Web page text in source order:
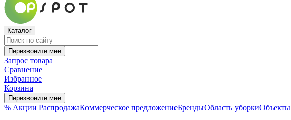
Каталог
Перезвоните мне
Запрос товара
Сравнение
Избранное
Корзина
Перезвоните мне
% Акции РаспродажаКоммерческое предложениеБрендыОбласть уборкиОбъекты